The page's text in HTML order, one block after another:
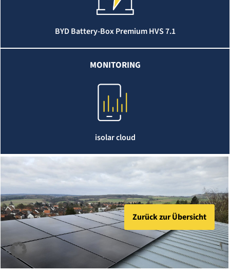
BYD Battery-Box Premium HVS 7.1
MONITORING
isolar cloud
Zurück zur Übersicht